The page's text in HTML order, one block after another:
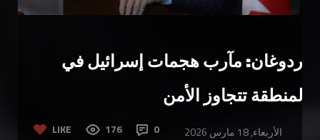
أردوغان: مآرب هجمات إسرائيل في
المنطقة تتجاوز الأمن
LIKE 176 0 الأربعاء, 18 مارس 2026